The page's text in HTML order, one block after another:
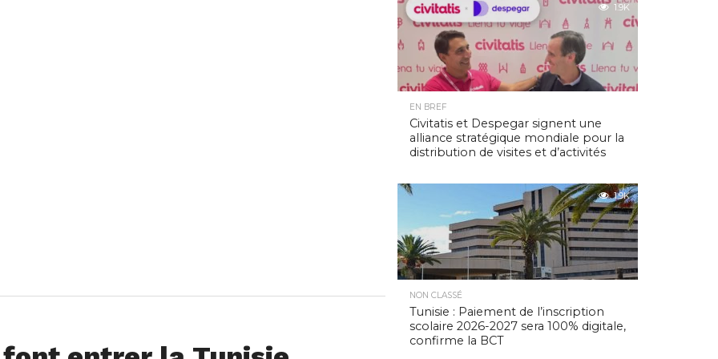
1.9K
EN BREF
Civitatis et Despegar signent une
alliance stratégique mondiale pour la
distribution de visites et d’activités
1.9K
NON CLASSÉ
Tunisie : Paiement de l’inscription
scolaire 2026-2027 sera 100% digitale,
confirme la BCT